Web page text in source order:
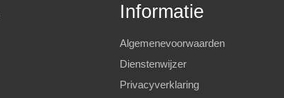
Informatie
Algemenevoorwaarden
Dienstenwijzer
Privacyverklaring